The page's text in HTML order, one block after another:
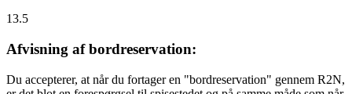
13.5
Afvisning af bordreservation:
Du accepterer, at når du fortager en "bordreservation" gennem R2N,